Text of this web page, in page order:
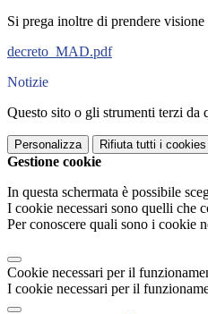
Si prega inoltre di prendere
decreto_MAD.pdf
Notizie
Questo sito o gli strumenti terzi da
Personalizza Rifiuta tutti i cookies
Gestione cookie
In questa schermata è possibile
I cookie necessari sono quelli che
Per conoscere quali sono i cookie
Cookie necessari per il
I cookie necessari per il